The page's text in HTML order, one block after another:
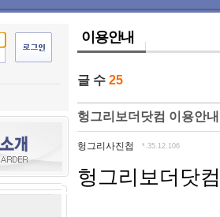
이용안내
글 수 25
헝그리보더닷컴 이용안내
헝그리사진첩 *.35.12.106
헝그리보더닷컴